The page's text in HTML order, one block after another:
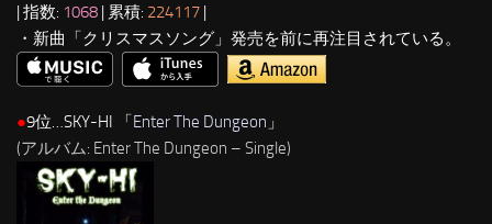
| 指数: 1068 | 累積: 224117 |
・新曲「クリスマスソング」発売を前に再注目されている。
●9位…SKY-HI 「Enter The Dungeon 」
(アルバム: Enter The Dungeon – Single)